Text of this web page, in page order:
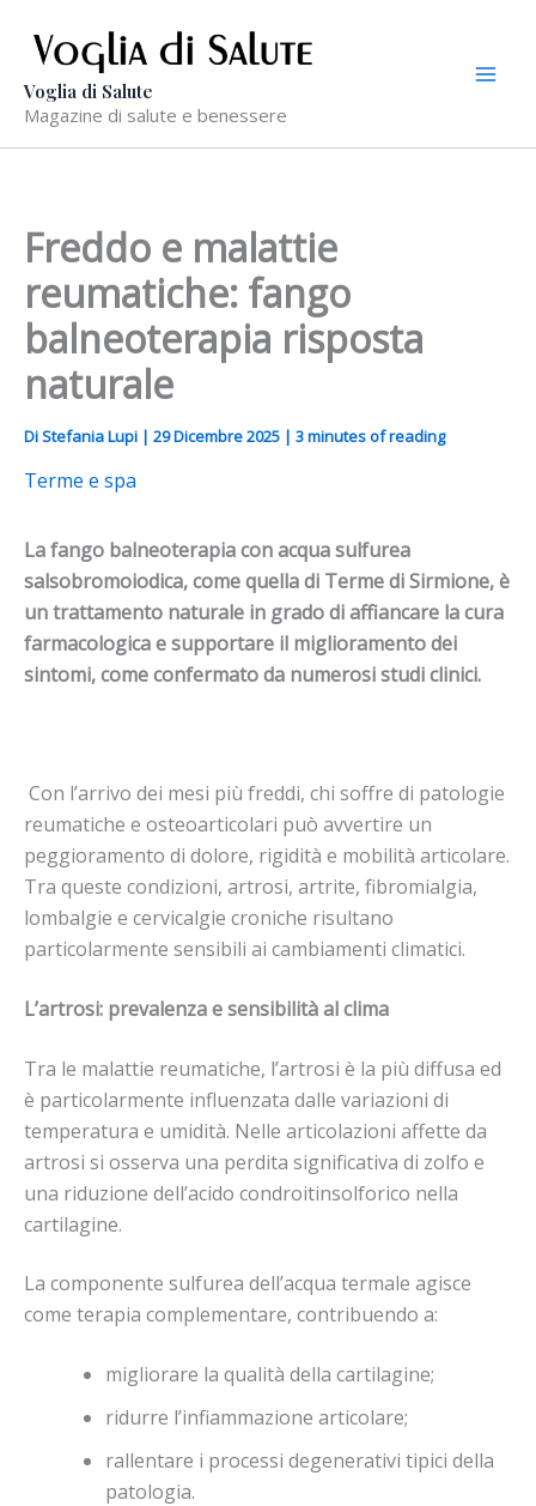
contenuto
Voglia di Salute
Magazine di salute e benessere
Freddo e malattie
reumatiche: fango
balneoterapia risposta
naturale
DiStefania Lupi | 29 Dicembre 2025 | 3 minutes of reading
Terme e spa
La fango balneoterapia con acqua sulfurea
salsobromoiodica, come quella di Terme di Sirmione, è
un trattamento naturale in grado di affiancare la cura
farmacologica e supportare il miglioramento dei
sintomi, come confermato da numerosi studi clinici.
Con l’arrivo dei mesi più freddi, chi soffre di patologie
reumatiche e osteoarticolari può avvertire un
peggioramento di dolore, rigidità e mobilità articolare.
Tra queste condizioni, artrosi, artrite, fibromialgia,
lombalgie e cervicalgie croniche risultano
particolarmente sensibili ai cambiamenti climatici.
L’artrosi: prevalenza e sensibilità al clima
Tra le malattie reumatiche, l’artrosi è la più diffusa ed
è particolarmente influenzata dalle variazioni di
temperatura e umidità. Nelle articolazioni affette da
artrosi si osserva una perdita significativa di zolfo e
una riduzione dell’acido condroitinsolforico nella
cartilagine.
La componente sulfurea dell’acqua termale agisce
come terapia complementare, contribuendo a:
migliorare la qualità della cartilagine;
ridurre l’infiammazione articolare;
rallentare i processi degenerativi tipici della
patologia.